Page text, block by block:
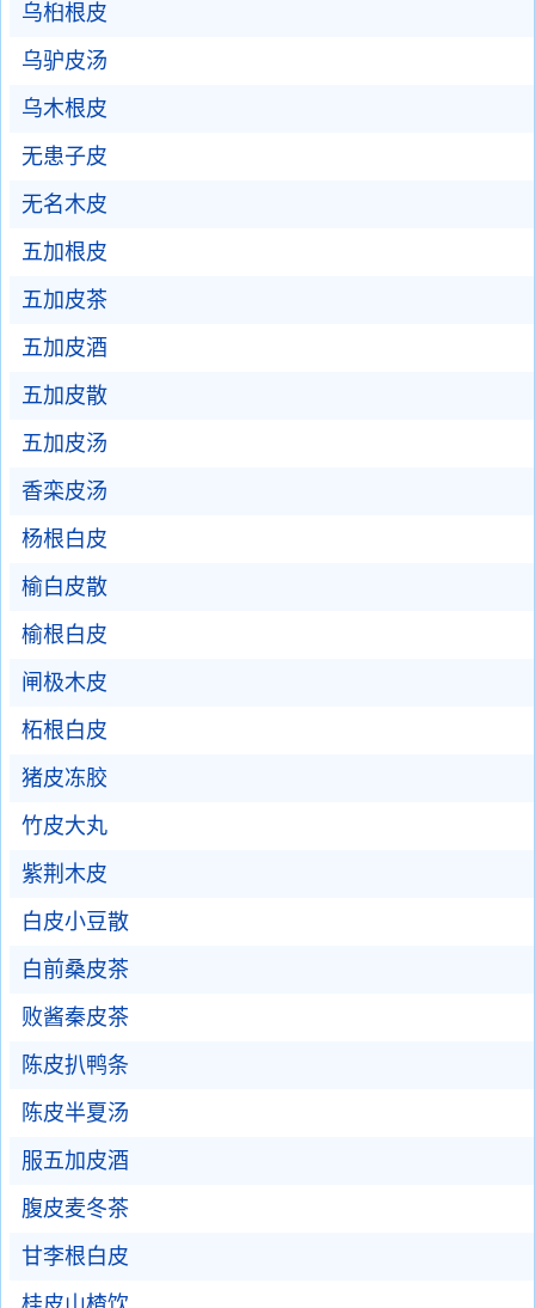
乌桕根皮
乌驴皮汤
乌木根皮
无患子皮
无名木皮
五加根皮
五加皮茶
五加皮酒
五加皮散
五加皮汤
香栾皮汤
杨根白皮
榆白皮散
榆根白皮
闸极木皮
柘根白皮
猪皮冻胶
竹皮大丸
紫荆木皮
白皮小豆散
白前桑皮茶
败酱秦皮茶
陈皮扒鸭条
陈皮半夏汤
服五加皮酒
腹皮麦冬茶
甘李根白皮